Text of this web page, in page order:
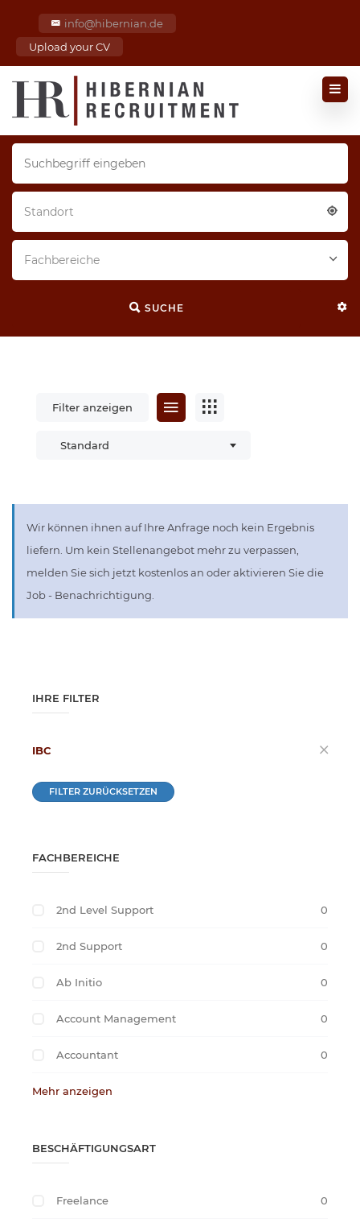
info@hibernian.de
Upload your CV
Standort
Fachbereiche
SUCHE
Filter anzeigen
Standard
Wir können ihnen auf Ihre Anfrage noch kein Ergebnis
liefern. Um kein Stellenangebot mehr zu verpassen,
melden Sie sich jetzt kostenlos an oder aktivieren Sie die
Job - Benachrichtigung.
IHRE FILTER
IBC
FILTER ZURÜCKSETZEN
FACHBEREICHE
2nd Level Support 0
2nd Support 0
Ab Initio 0
Account Management 0
Accountant 0
Mehr anzeigen
BESCHÄFTIGUNGSART
Freelance 0